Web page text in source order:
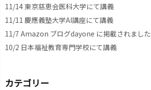
11/14 東京慈恵会医科大学にて講義
11/11 慶應義塾大学AI講座にて講義
11/7 Amazon ブログdayone に掲載されました
10/2 日本福祉教育専門学校にて講義
カテゴリー